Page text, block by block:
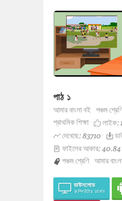
পাঠ ১
আমার বাংলা বই পঞ্চম
প্রাথমিক শিক্ষা
লাইক:
দেখেছে: 83710
ফাইলের আকার:
পঞ্চম শ্রেণি আমার
ডাউনলোড
কম্পিউটার ভার্সন